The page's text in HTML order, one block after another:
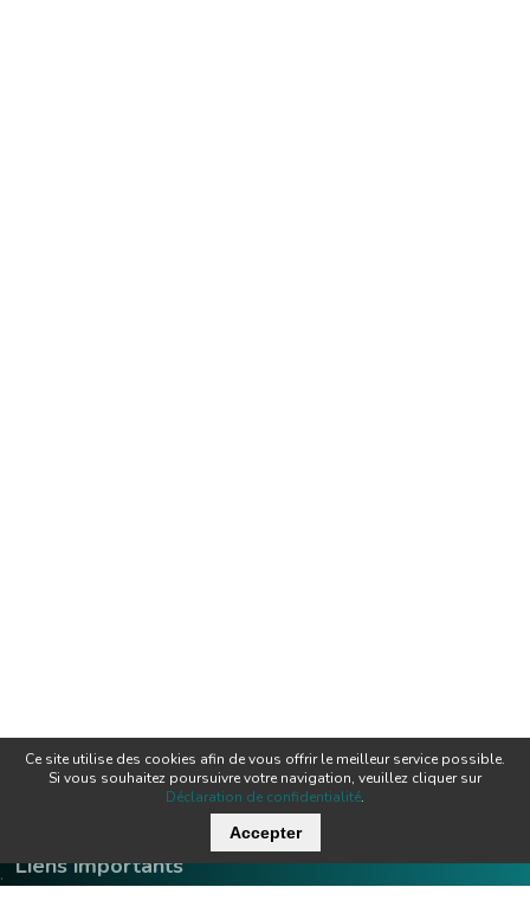
Ce site utilise des cookies afin de vous offrir le meilleur service possible.
Si vous souhaitez poursuivre votre navigation, veuillez cliquer sur
Déclaration de confidentialité.
Accepter
. Liens importants